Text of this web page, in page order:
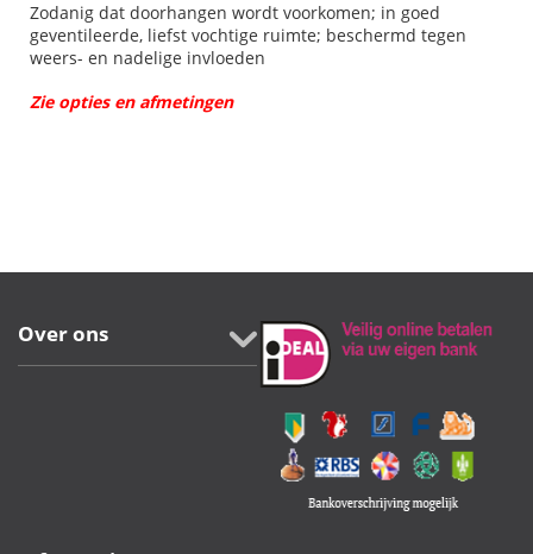
Zodanig dat doorhangen wordt voorkomen; in goed
geventileerde, liefst vochtige ruimte; beschermd tegen
weers- en nadelige invloeden
Zie opties en afmetingen
Over ons